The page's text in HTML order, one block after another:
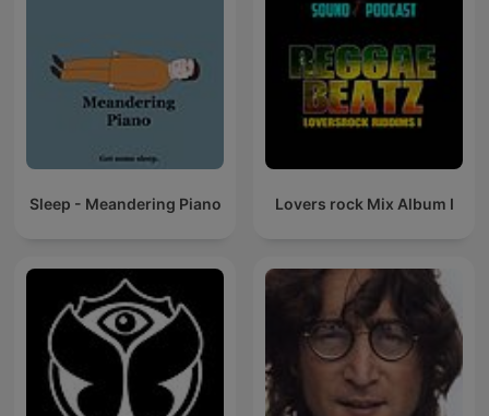
Sleep - Meandering Piano Lovers rock Mix Album I